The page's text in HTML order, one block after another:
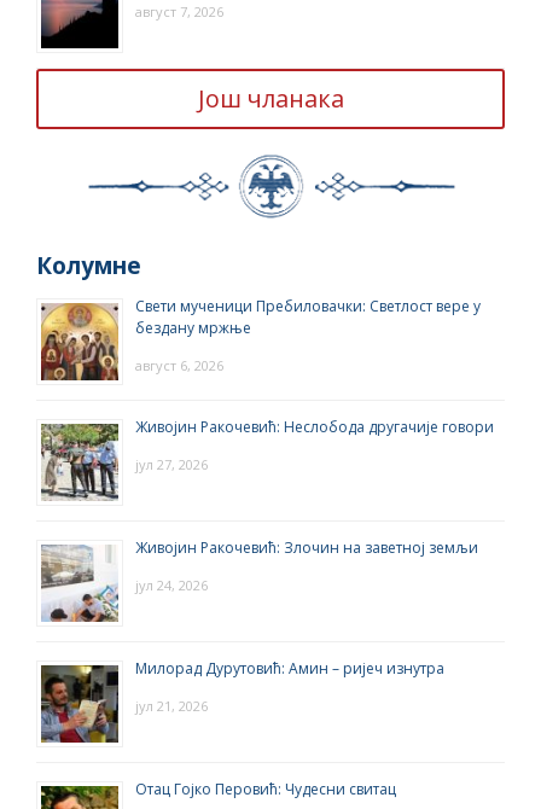
август 7, 2026
Још чланака
Колумне
Свети мученици Пребиловачки: Светлост вере у
бездану мржње
август 6, 2026
Живојин Ракочевић: Неслобода другачије говори
јул 27, 2026
Живојин Ракочевић: Злочин на заветној земљи
јул 24, 2026
Милорад Дурутовић: Амин – ријеч изнутра
јул 21, 2026
Отац Гојко Перовић: Чудесни свитац